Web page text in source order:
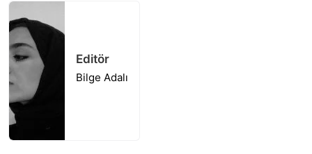
Editör
Bilge Adalı